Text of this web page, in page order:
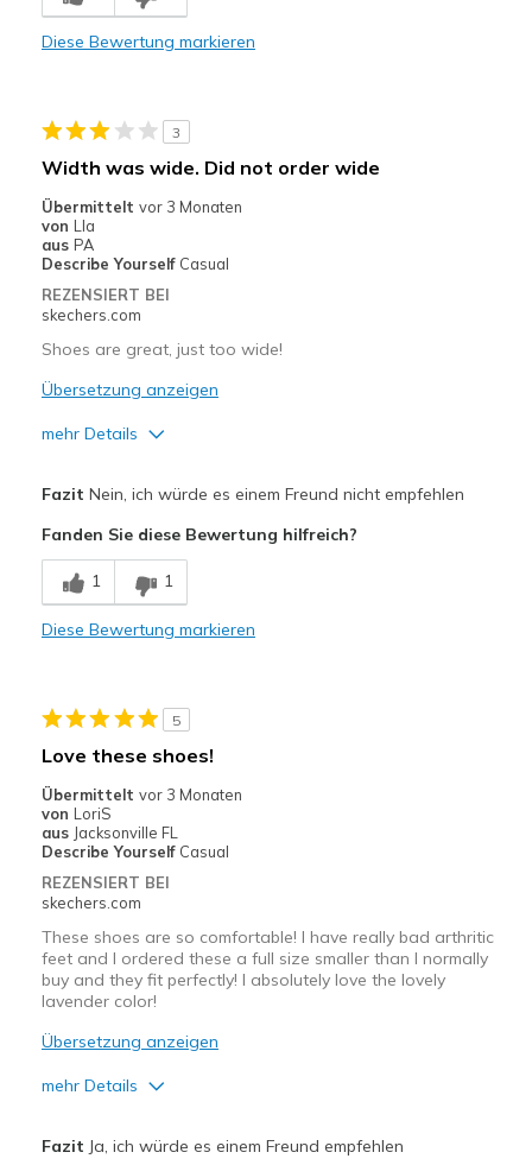
Breathe Well
Comfortable
Sizing
Diese Bewertung markieren
3
Width was wide. Did not order wide
Übermittelt vor 3 Monaten
von Lla
aus PA
Describe Yourself Casual
REZENSIERT BEI
skechers.com
Shoes are great, just too wide!
Übersetzung anzeigen
mehr Details
Breathe Well
Durable
Casual Wear
Width
Feels too wide
View On Shoes
Fazit Nein, ich würde es einem Freund nicht empfehlen
Fanden Sie diese Bewertung hilfreich?
1 1
Diese Bewertung markieren
5
Love these shoes!
Übermittelt vor 3 Monaten
von LoriS
aus Jacksonville FL
Describe Yourself Casual
REZENSIERT BEI
skechers.com
These shoes are so comfortable! I have really bad arthritic
feet and I ordered these a full size smaller than I normally
buy and they fit perfectly! I absolutely love the lovely
lavender color!
Übersetzung anzeigen
mehr Details
Fazit Ja, ich würde es einem Freund empfehlen